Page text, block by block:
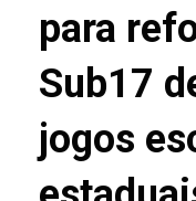
para
Sub17
jogos